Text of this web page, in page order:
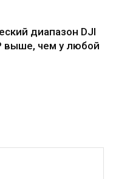
диапазон DJI
выше, чем у любой